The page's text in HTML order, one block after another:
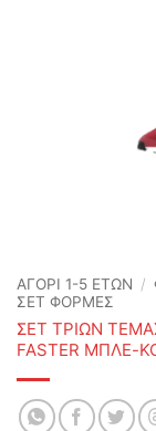
ΑΓΟΡΙ 1-5 ΕΤΩΝ /
ΣΕΤ ΦΟΡΜΕΣ
ΣΕΤ ΤΡΙΩΝ
FASTER ΜΠΛΕ-